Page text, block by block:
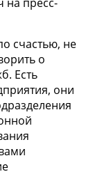
счастью, не
о
Есть
они